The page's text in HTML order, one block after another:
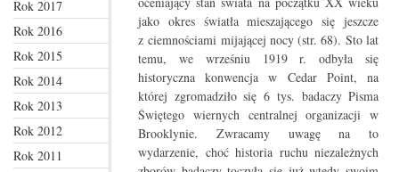
Rok 2017
Rok 2016
Rok 2015
Rok 2014
Rok 2013
Rok 2012
Rok 2011
jako okres światła mieszającego się jeszcze
z ciemnościami mijającej nocy (str. 68). Sto lat
temu, we wrześniu 1919 r. odbyła się
historyczna konwencja w Cedar Point, na
której zgromadziło się 6 tys. badaczy Pisma
Świętego wiernych centralnej organizacji w
Brooklynie. Zwracamy uwagę na to
wydarzenie, choć historia ruchu niezależnych